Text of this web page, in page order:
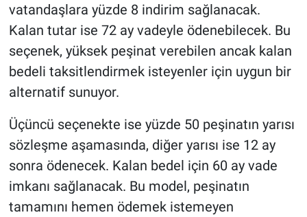
vatandaşlara yüzde 8 indirim sağlanacak.
Kalan tutar ise 72 ay vadeyle ödenebilecek. Bu
seçenek, yüksek peşinat verebilen ancak kalan
bedeli taksitlendirmek isteyenler için uygun bir
alternatif sunuyor.
Üçüncü seçenekte ise yüzde 50 peşinatın yarısı
sözleşme aşamasında, diğer yarısı ise 12 ay
sonra ödenecek. Kalan bedel için 60 ay vade
imkanı sağlanacak. Bu model, peşinatın
tamamını hemen ödemek istemeyen